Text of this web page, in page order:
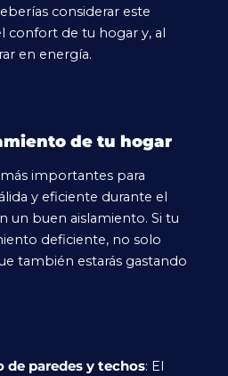
considerar este
confort de tu hogar y, al
en energía.
de tu hogar
importantes para
y eficiente durante el
un buen aislamiento. Si tu
deficiente, no solo
también estarás gastando
de paredes y techos: El